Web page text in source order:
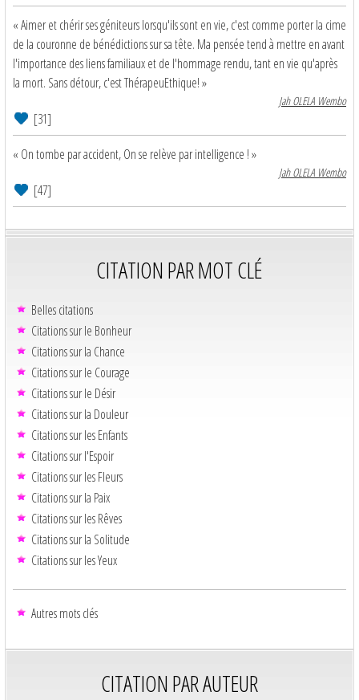
« Aimer et chérir ses géniteurs lorsqu'ils sont en vie, c'est comme porter la cime
de la couronne de bénédictions sur sa tête. Ma pensée tend à mettre en avant
l'importance des liens familiaux et de l'hommage rendu, tant en vie qu'après
la mort. Sans détour, c'est ThérapeuEthique! »
Jah OLELA Wembo
[31]
« On tombe par accident, On se relève par intelligence ! »
Jah OLELA Wembo
[47]
CITATION PAR MOT CLÉ
Belles citations
Citations sur le Bonheur
Citations sur la Chance
Citations sur le Courage
Citations sur le Désir
Citations sur la Douleur
Citations sur les Enfants
Citations sur l'Espoir
Citations sur les Fleurs
Citations sur la Paix
Citations sur les Rêves
Citations sur la Solitude
Citations sur les Yeux
Autres mots clés
CITATION PAR AUTEUR